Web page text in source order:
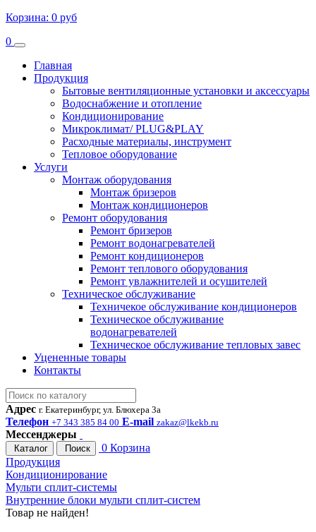
Корзина: 0 руб
0
Главная
Продукция
Бытовые вентиляционные установки и аксессуары
Водоснабжение и отопление
Кондиционирование
Микроклимат/ PLUG&PLAY
Расходные материалы, инструмент
Тепловое оборудование
Услуги
Монтаж оборудования
Монтаж бризеров
Монтаж кондиционеров
Ремонт оборудования
Ремонт бризеров
Ремонт водонагревателей
Ремонт кондиционеров
Ремонт теплового оборудования
Ремонт увлажнителей и осушителей
Техническое обслуживание
Техничекое обслуживание кондиционеров
Техническое обслуживание
водонагревателей
Техническое обслуживание тепловых завес
Уцененные товары
Контакты
Адрес г. Екатеринбург, ул. Блюхера 3а
Телефон +7 343 385 84 00 E-mail zakaz@lkekb.ru
Мессенджеры
Каталог Поиск 0 Корзина
Продукция
Кондиционирование
Мульти сплит-системы
Внутренние блоки мульти сплит-систем
Товар не найден!